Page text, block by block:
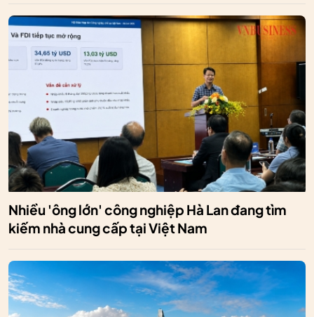
Nhiều 'ông lớn' công nghiệp Hà Lan đang tìm
kiếm nhà cung cấp tại Việt Nam